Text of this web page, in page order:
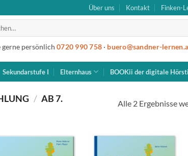
Über uns Kontakt Finken-
persönlich 0720 990 758 · buero@sandner-
Sekundarstufe I Elternhaus BOOKii der digitale
/ AB 7.
Alle 2 Ergebnisse